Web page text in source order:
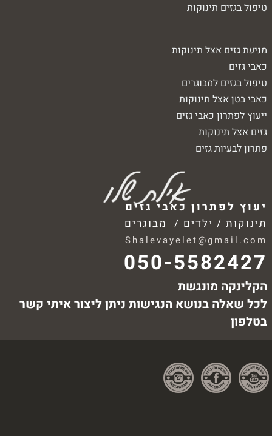
טיפול בגזים תינוקות
מניעת גזים אצל תינוקות
כאבי גזים
טיפול בגזים למבוגרים
כאבי בטן אצל תינוקות
ייעוץ לפתרון כאבי גזים
גזים אצל תינוקות
פתרון לבעיות גזים
יעוץ לפתרון כאבי גזים
תינוקות / ילדים / מבוגרים
Shalevayelet@gmail.com
050-5582427
הקלינקה מונגשת
לכל שאלה בנושא הנגישות ניתן ליצור איתי קשר
בטלפון